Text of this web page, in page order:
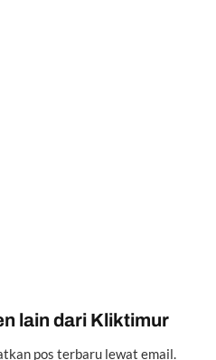
lain dari Kliktimur
pos terbaru lewat email.